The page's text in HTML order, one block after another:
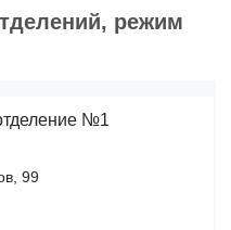
режим
№1
99